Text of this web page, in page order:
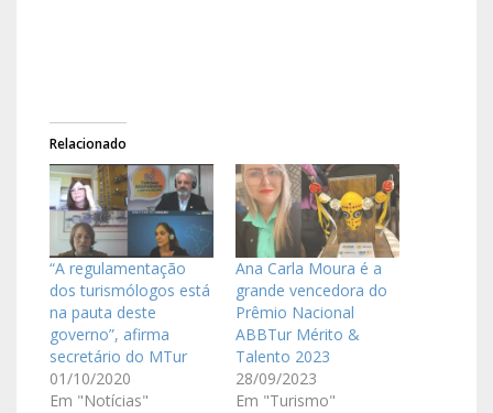
Relacionado
“A regulamentação
dos turismólogos está
na pauta deste
governo”, afirma
secretário do MTur
01/10/2020
Em "Notícias"
Ana Carla Moura é a
grande vencedora do
Prêmio Nacional
ABBTur Mérito &
Talento 2023
28/09/2023
Em "Turismo"